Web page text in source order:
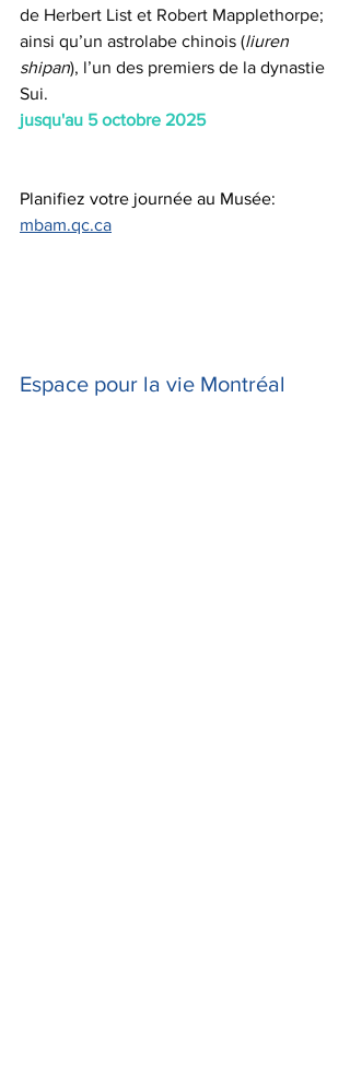
de Herbert List et Robert Mapplethorpe;
ainsi qu’un astrolabe chinois (liuren
shipan), l’un des premiers de la dynastie
Sui.
jusqu'au 5 octobre 2025
Planifiez votre journée au Musée:
mbam.qc.ca
Espace pour la vie Montréal